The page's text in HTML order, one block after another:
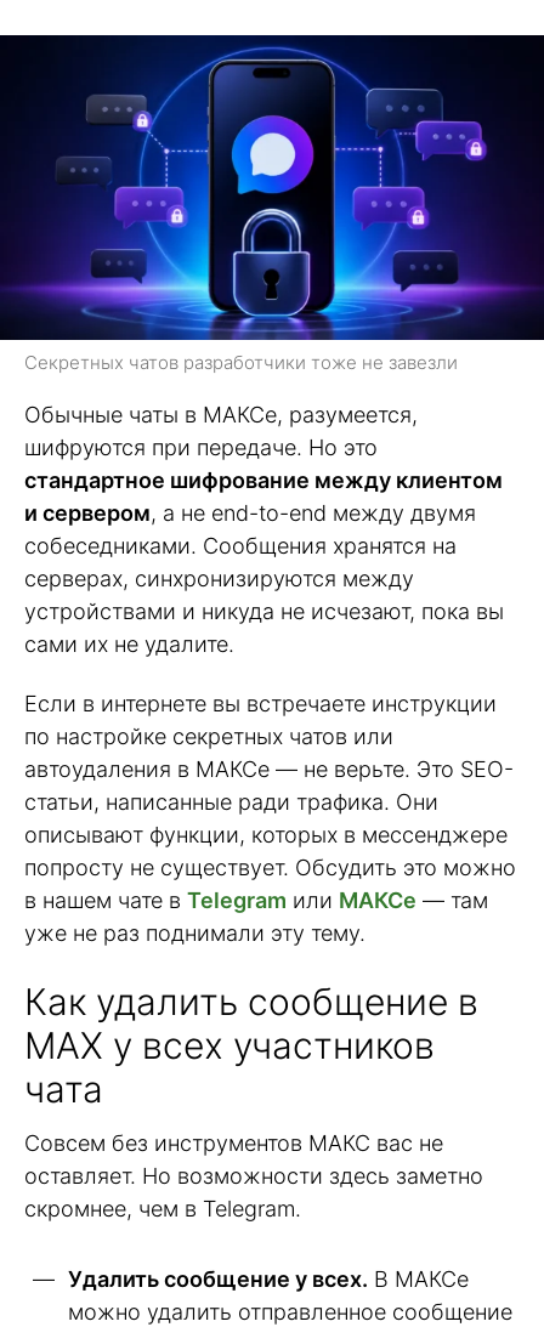
Секретных чатов разработчики тоже не завезли
Обычные чаты в МАКСе, разумеется,
шифруются при передаче. Но это
стандартное шифрование между клиентом
и сервером, а не end-to-end между двумя
собеседниками. Сообщения хранятся на
серверах, синхронизируются между
устройствами и никуда не исчезают, пока вы
сами их не удалите.
Если в интернете вы встречаете инструкции
по настройке секретных чатов или
автоудаления в МАКСе — не верьте. Это SEO-
статьи, написанные ради трафика. Они
описывают функции, которых в мессенджере
попросту не существует. Обсудить это можно
в нашем чате в Telegram или МАКСе — там
уже не раз поднимали эту тему.
Как удалить сообщение в
MAX у всех участников
чата
Совсем без инструментов МАКС вас не
оставляет. Но возможности здесь заметно
скромнее, чем в Telegram.
Удалить сообщение у всех. В МАКСе
можно удалить отправленное сообщение